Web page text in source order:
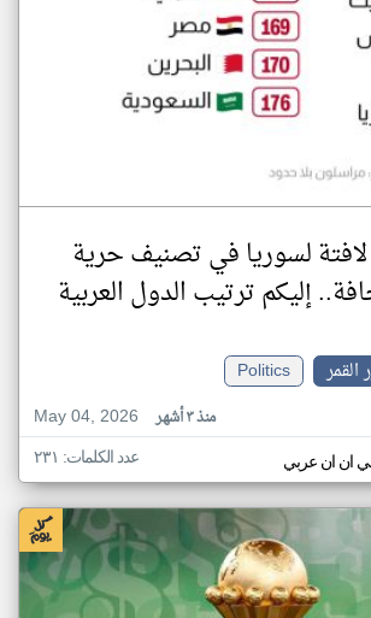
لسوريا في تصنيف حرية
إليكم ترتيب الدول العربية
القمر
Politics
May 04, 2026
منذ ٣ أشهر
ان ان عربي عدد الكلمات: ٢٣١